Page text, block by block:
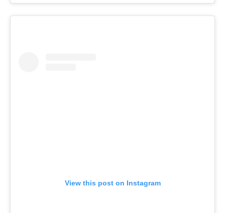
View this post on Instagram